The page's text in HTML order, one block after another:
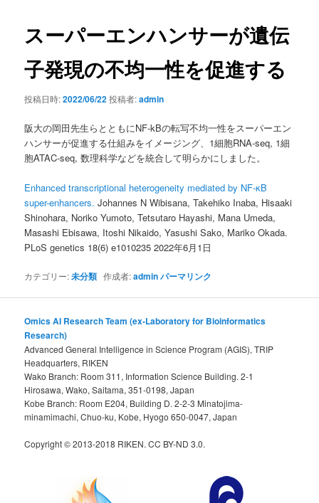
ー
ョ
ン
スーパーエンハンサーが遺伝
子発現の不均一性を促進する
投稿日時:2022/06/22投稿者:admin
阪大の岡田先生らとともにNF-kBの転写不均一性をスーパーエン
ハンサーが促進する仕組みをイメージング、1細胞RNA-seq, 1細
胞ATAC-seq, 数理科学などを統合して明らかにしました。
Enhanced transcriptional heterogeneity mediated by NF-κB
super-enhancers. Johannes N Wibisana, Takehiko Inaba, Hisaaki
Shinohara, Noriko Yumoto, Tetsutaro Hayashi, Mana Umeda,
Masashi Ebisawa, Itoshi Nikaido, Yasushi Sako, Mariko Okada.
PLoS genetics 18(6) e1010235 2022年6月1日
カテゴリー:未分類 作成者:adminパーマリンク
Omics AI Research Team (ex-Laboratory for Bioinformatics
Research)
Advanced General Intelligence in Science Program (AGIS), TRIP
Headquarters, RIKEN
Wako Branch: Room 311, Information Science Building. 2-1
Hirosawa, Wako, Saitama, 351-0198, Japan
Kobe Branch: Room E204, Building D. 2-2-3 Minatojima-
minamimachi, Chuo-ku, Kobe, Hyogo 650-0047, Japan
Copyright © 2013-2018 RIKEN. CC BY-ND 3.0.